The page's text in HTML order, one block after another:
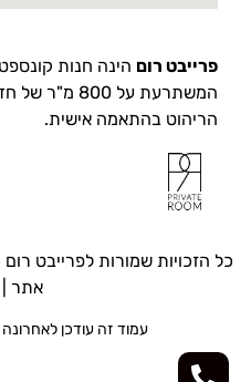
פרייבט רום הינה חנות
המשתרעת על
הריהוט בהתאמה אישית.
כל הזכויות שמורות לפרייבט רום 2026 © |
אתר
עמוד זה עודכן לאחרונה